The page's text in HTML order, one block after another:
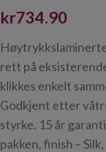
kr734.90
rett på
klikkes enkelt
Godkjent etter
styrke. 15 år
pakken, finish –